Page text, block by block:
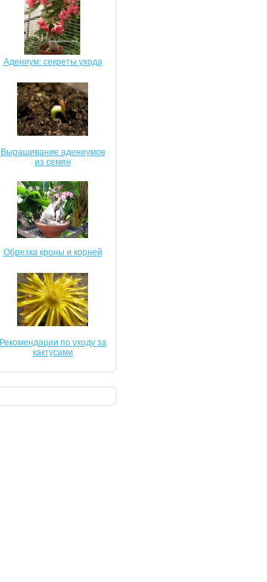
Адениум: секреты ухода
Выращивание адениумов
из семян
Обрезка кроны и корней
Рекомендации по уходу за
кактусами